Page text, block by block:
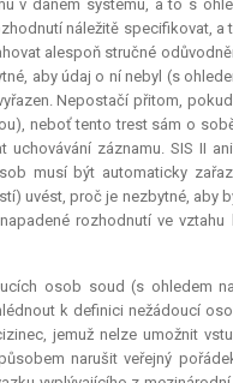
v daném systému, a to s
náležitě specifikovat,
alespoň stručné
aby údaj o ní nebyl (s
Nepostačí přitom,
neboť tento trest sám o
záznamu. SIS II
musí být automaticky
uvést, proč je nezbytné, aby
rozhodnutí ve
osob soud (s ohledem
k definici nežádoucí
jemuž nelze umožnit
narušit veřejný